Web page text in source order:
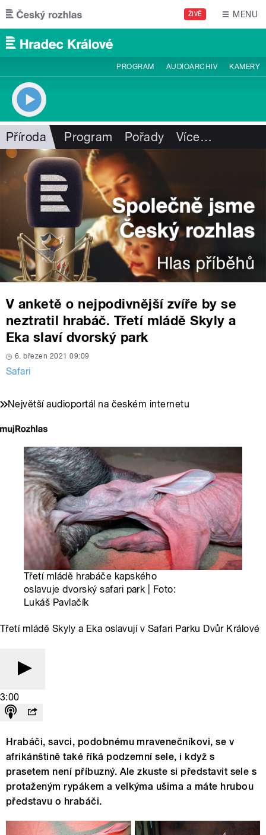
Přejít k hlavnímu obsahu
ŽIVĚ MENU
PROGRAM AUDIOARCHIV KAMERY
Příroda Program Pořady Více…
V anketě o nejpodivnější zvíře by se
neztratil hrabáč. Třetí mládě Skyly a
Eka slaví dvorský park
6. březen 2021 09:09
Safari
Největší audioportál na českém internetu
Třetí mládě hrabáče kapského
oslavuje dvorský safari park | Foto:
Lukáš Pavlačík
Třetí mládě Skyly a Eka oslavují v Safari Parku Dvůr Králové
3:00
Hrabáči, savci, podobnému mravenečníkovi, se v
afrikánštině také říká podzemní sele, i když s
prasetem není příbuzný. Ale zkuste si představit sele s
protaženým rypákem a velkýma ušima a máte hrubou
představu o hrabáči.